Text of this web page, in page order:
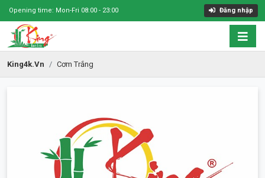
Opening time: Mon-Fri 08:00 - 23:00 Đăng nhập
King4k.vn Cơm Trắng